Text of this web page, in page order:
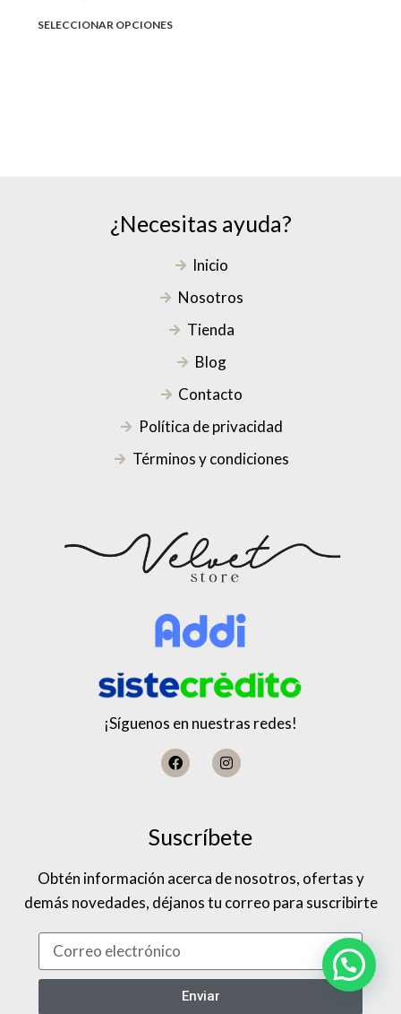
SELECCIONAR OPCIONES
¿Necesitas ayuda?
Inicio
Nosotros
Tienda
Blog
Contacto
Política de privacidad
Términos y condiciones
¡Síguenos en nuestras redes!
Suscríbete
Obtén información acerca de nosotros, ofertas y
demás novedades, déjanos tu correo para suscribirte
Enviar